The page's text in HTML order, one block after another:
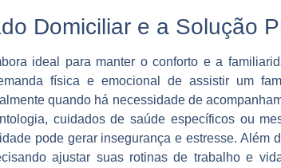
Domiciliar e a Solução
ideal para manter o conforto e a
física e emocional de assistir um
quando há necessidade de
cuidados de saúde específicos ou
pode gerar insegurança e estresse. Além
ajustar suas rotinas de trabalho e